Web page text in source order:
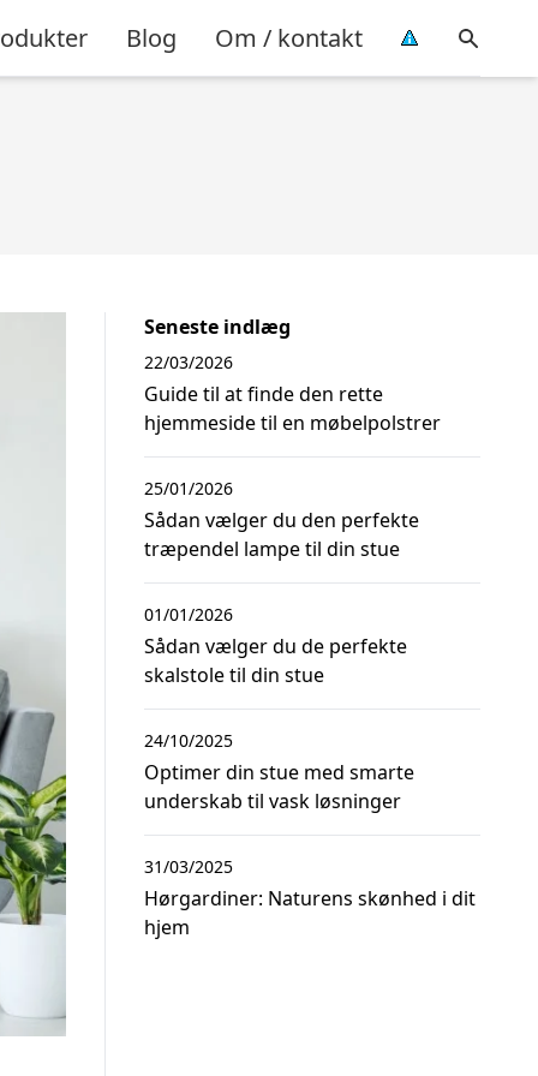
Blog Om / kontakt
Seneste indlæg
Guide til at finde den rette
hjemmeside til en møbelpolstrer
22/03/2026
Sådan vælger du den perfekte
træpendel lampe til din stue
25/01/2026
Sådan vælger du de perfekte
skalstole til din stue
01/01/2026
Optimer din stue med smarte
underskab til vask løsninger
24/10/2025
Hørgardiner: Naturens skønhed i dit
hjem
31/03/2025